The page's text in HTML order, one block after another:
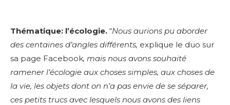
Thématique: l’écologie. “Nous aurions pu aborder
des centaines d’angles différents, explique le duo sur
sa page Facebook, mais nous avons souhaité
ramener l’écologie aux choses simples, aux choses de
la vie, les objets dont on n’a pas envie de se séparer,
ces petits trucs avec lesquels nous avons des liens